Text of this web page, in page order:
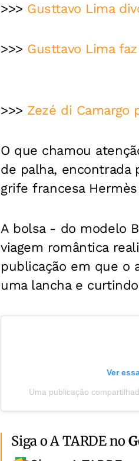
>>> Gusttavo Lima
>>> Gusttavo Lima
>>> Zezé di Camargo
O que chamou
de palha, encontrada
grife francesa
A bolsa - do modelo
viagem romântica
publicação em que o
uma lancha e
Ver
Uma publicação
Siga o A TARDE no